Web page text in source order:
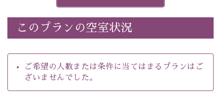
※ホタルの発生は自然条件に左右されるため、ご覧いた
だけない場合もございます。
-----------【安心への取り組み】----------
滞在いただけるよう
30項目以上からなる独自の衛生・消毒プログラムの基、
徹底した衛生管理を行っております。
このプランの空室状況
ご希望の人数または条件に当てはまるプランはご
ざいませんでした。